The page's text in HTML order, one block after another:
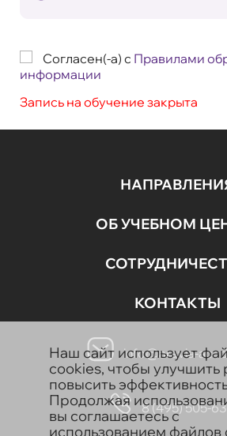
Согласен(-а) с Правилами
информации
Запись на обучение закрыта
ОБ УЧЕБНОМ
КОНТАКТЫ
info@aravia-
8 (495) 505-
Наш сайт использует
cookies, чтобы улучшить
повысить
Продолжая
вы соглашаетесь с
использованием файлов